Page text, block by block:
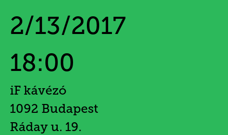
2/13/2017
18:00
iF kávézó
1092 Budapest
Ráday u. 19.